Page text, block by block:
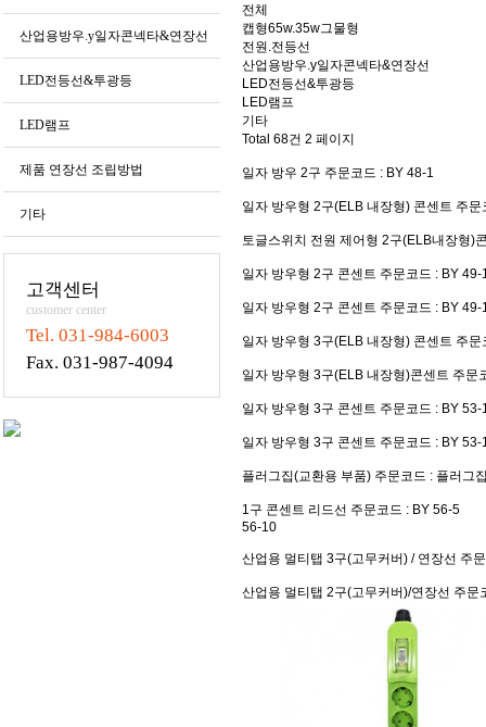
산업용방우.y일자콘넥타&연장선
LED전등선&투광등
LED램프
제품 연장선 조립방법
기타
고객센터
customer center
Tel. 031-984-6003
Fax. 031-987-4094
전체
캡형65w.35w그물형
전원.전등선
산업용방우.y일자콘넥타&연장선
LED전등선&투광등
LED램프
기타
Total 68건 2 페이지
일자 방우 2구 주문코드 : BY 48-1
일자 방우형 2구(ELB 내장형) 콘센트 주문
토글스위치 전원 제어형 2구(ELB내장형)
일자 방우형 2구 콘센트 주문코드 : BY 49-
일자 방우형 2구 콘센트 주문코드 : BY
일자 방우형 3구(ELB 내장형) 콘센트 주문
일자 방우형 3구(ELB 내장형)콘센트 주문
일자 방우형 3구 콘센트 주문코드 : BY 53-
일자 방우형 3구 콘센트 주문코드 : BY
플러그집(교환용 부품) 주문코드 : 플러그
1구 콘센트 리드선 주문코드 : BY 56-5
56-10
산업용 멀티탭 3구(고무커버) / 연장선 주
산업용 멀티탭 2구(고무커버)/연장선 주문